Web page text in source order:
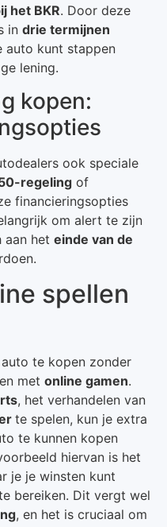
het BKR. Door deze
in drie termijnen
auto kunt stappen
lening.
kopen:
ook speciale
regeling of
financieringsopties
om alert te zijn
aan het einde van de
spellen
te kopen zonder
met online gamen.
, het verhandelen van
te spelen, kun je extra
te kunnen kopen
hiervan is het
je je winsten kunt
bereiken. Dit vergt wel
, en het is cruciaal om